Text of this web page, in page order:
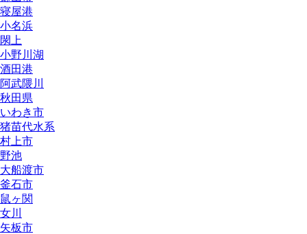
寝屋港
小名浜
閖上
小野川湖
酒田港
阿武隈川
秋田県
いわき市
猪苗代水系
村上市
野池
大船渡市
釜石市
鼠ヶ関
女川
矢板市